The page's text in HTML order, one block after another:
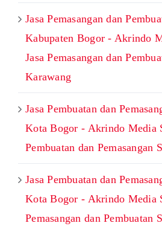
Jasa Pemasangan dan
Kabupaten Bogor - Akrindo
Jasa Pemasangan dan
Karawang
Jasa Pembuatan dan
Kota Bogor - Akrindo Media
Pembuatan dan Pemasangan
Jasa Pembuatan dan
Kota Bogor - Akrindo Media
Pemasangan dan Pembuatan